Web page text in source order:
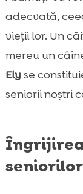
adecvată,
vieții lor. Un
mereu un
Ely se
seniorii noștri
seniorilor